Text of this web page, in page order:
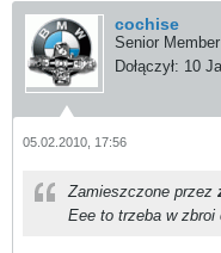
cochise
Senior Member
Dołączył: 10
05.02.2010, 17:56
Zamieszczone przez
Eee to trzeba w